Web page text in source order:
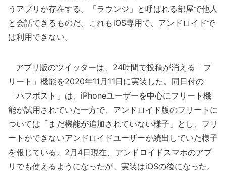
うアプリが存在する。「ラウンジ」と呼ばれる部屋で他人
と会話できるものだ。これもiOS専用で、アンドロイドで
は利用できない。
アプリ版のツイッターは、24時間で投稿が消える「フ
リート」機能を2020年11月11日に実装した。同日付の
「ハフポスト」は、iPhoneユーザーを中心にフリート機
能が試用されていた一方で、アンドロイド版のフリートに
ついては「まだ機能が追加されていない様子」とし、フリ
ートができないアンドロイドユーザーが続出していた様子
を報じている。2月4日現在、アンドロイドスマホのアプ
リでも使えるようになったが、実装はiOSの後になった。